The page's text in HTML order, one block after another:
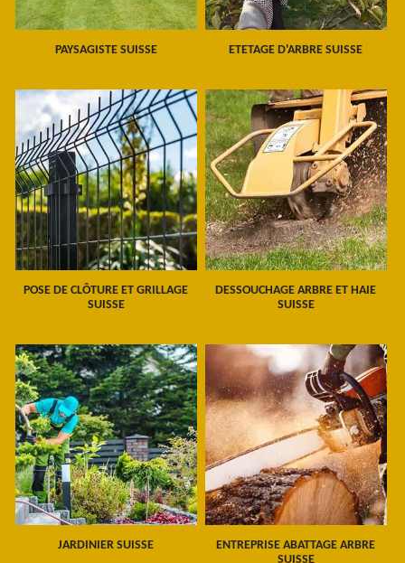
PAYSAGISTE SUISSE ETETAGE D'ARBRE SUISSE
POSE DE CLÔTURE ET GRILLAGE
SUISSE
DESSOUCHAGE ARBRE ET HAIE
SUISSE
JARDINIER SUISSE
ENTREPRISE ABATTAGE ARBRE
SUISSE